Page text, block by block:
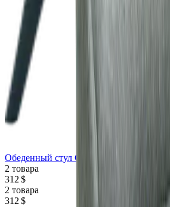
Обеденный стул GALLOTTI&RADICE
2 товара
312 $
2 товара
312 $